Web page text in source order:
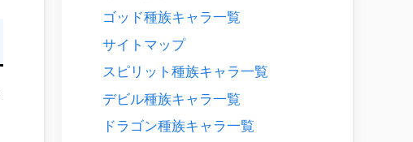
ゴッド種族キャラ一覧
サイトマップ
スピリット種族キャラ一覧
デビル種族キャラ一覧
ドラゴン種族キャラ一覧